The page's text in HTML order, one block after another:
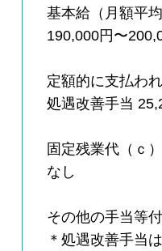
基本給（月額平
190,000円〜
定額的に支払わ
処遇改善手当
固定残業代（ｃ）
なし
その他の手当等
＊処遇改善手当